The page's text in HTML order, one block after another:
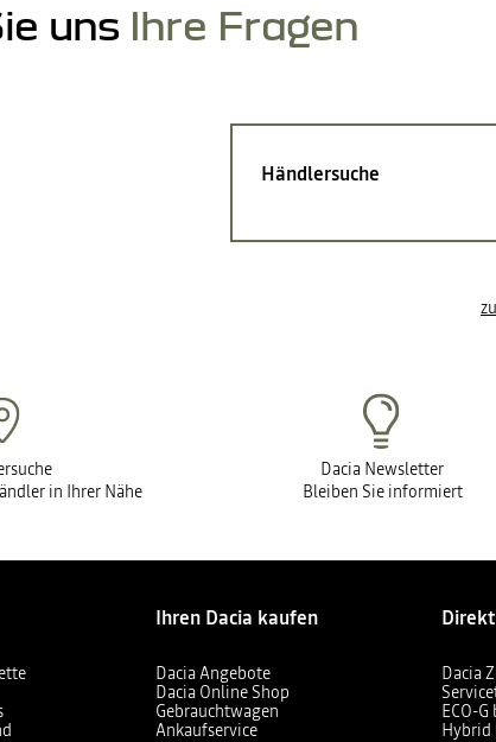
uns Ihre Fragen
Händlersuche
in Ihrer Nähe
Dacia Newsletter
Bleiben Sie informiert
Ihren Dacia kaufen
Dacia Angebote
Dacia Online Shop
Gebrauchtwagen
Ankaufservice
Dacia
ECO-
Hybrid